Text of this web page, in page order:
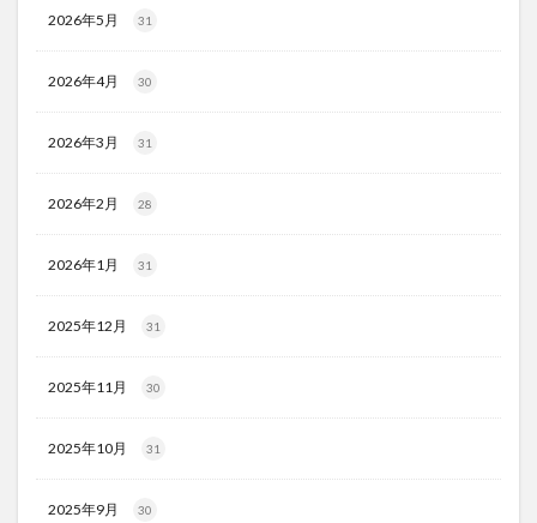
2026年5月 31
2026年4月 30
2026年3月 31
2026年2月 28
2026年1月 31
2025年12月 31
2025年11月 30
2025年10月 31
2025年9月 30